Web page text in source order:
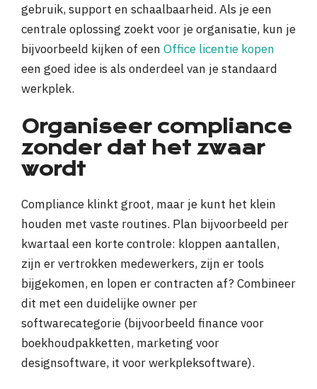
gebruik, support en schaalbaarheid. Als je een
centrale oplossing zoekt voor je organisatie, kun je
bijvoorbeeld kijken of een Office licentie kopen
een goed idee is als onderdeel van je standaard
werkplek.
Organiseer compliance
zonder dat het zwaar
wordt
Compliance klinkt groot, maar je kunt het klein
houden met vaste routines. Plan bijvoorbeeld per
kwartaal een korte controle: kloppen aantallen,
zijn er vertrokken medewerkers, zijn er tools
bijgekomen, en lopen er contracten af? Combineer
dit met een duidelijke owner per
softwarecategorie (bijvoorbeeld finance voor
boekhoudpakketten, marketing voor
designsoftware, it voor werkpleksoftware).